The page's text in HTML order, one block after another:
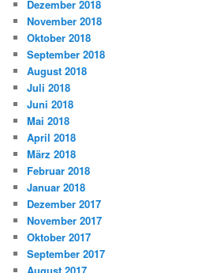
Dezember 2018
November 2018
Oktober 2018
September 2018
August 2018
Juli 2018
Juni 2018
Mai 2018
April 2018
März 2018
Februar 2018
Januar 2018
Dezember 2017
November 2017
Oktober 2017
September 2017